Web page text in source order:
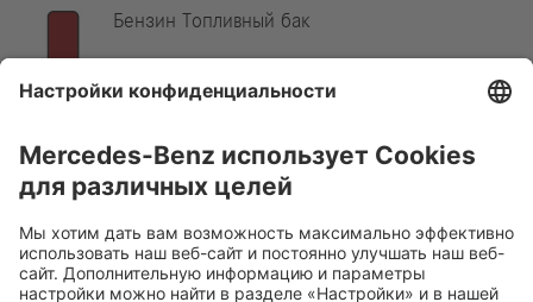
Бензин Топливный бак
Указание:
Дополнительную информацию см. в нашем
руководстве для аварийно-спасательных служб.